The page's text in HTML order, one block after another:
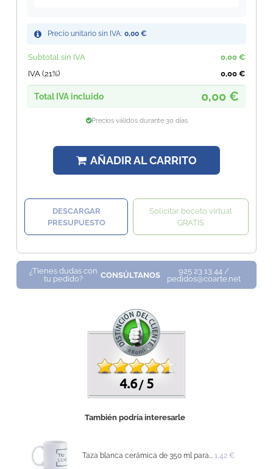
Precio unitario sin IVA: 0,00 €
Subtotal sin IVA
0,00 €
IVA (21%)
0,00 €
Total IVA incluido 0,00 €
Precios válidos durante 30 días
AÑADIR AL CARRITO
DESCARGAR
PRESUPUESTO
Solicitar boceto virtual
GRATIS
¿Tienes dudas con
tu pedido?
CONSÚLTANOS
925 23 13 44 /
pedidos@coarte.net
4.6 /5
También podría interesarle
Taza blanca cerámica de 350 ml para... 1,42 €